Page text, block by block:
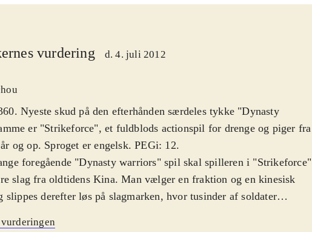
vurdering d. 4. juli 2012
Nyeste skud på den efterhånden særdeles tykke "Dynasty
er "Strikeforce", et fuldblods actionspil for drenge og piger fra
og op. Sproget er engelsk. PEGi: 12.
foregående "Dynasty warriors" spil skal spilleren i "Strikeforce"
slag fra oldtidens Kina. Man vælger en fraktion og en kinesisk
slippes derefter løs på slagmarken, hvor tusinder af soldater